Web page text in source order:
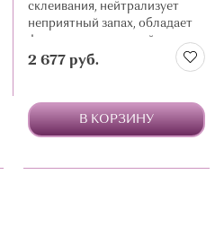
склеивания, нейтрализует
неприятный запах, обладает
фотозащитными свойствами
2 677 руб.
В КОРЗИНУ